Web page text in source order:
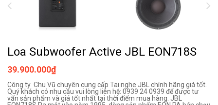
Loa Subwoofer Active JBL EON718S
39.900.000₫
Công ty Chu Vũ chuyên cung cấp Tai nghe JBL chính hãng giá tốt.
Quý khách có nhu cầu vui lòng liên hệ: 0939 24 0939 để được tư
vấn sản phẩm và giá tốt nhất tại thời điểm mua hàng. JBL